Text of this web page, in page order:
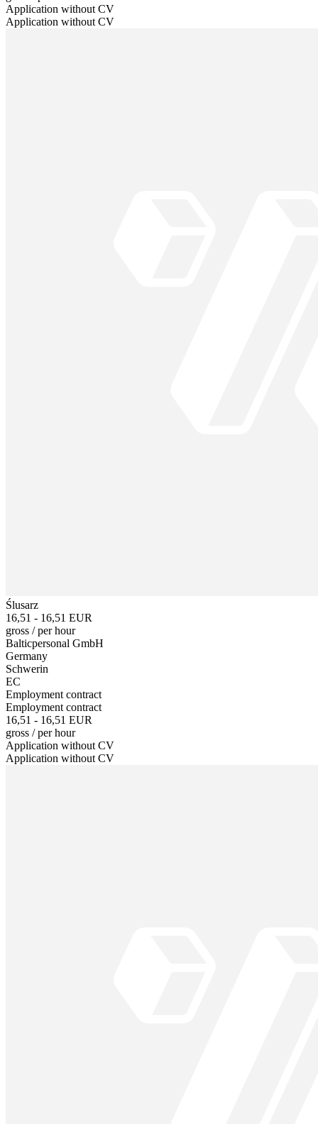
Application without CV
Application without CV
Ślusarz
16,51 - 16,51 EUR
gross /per hour
Balticpersonal GmbH
Germany
Schwerin
EC
Employment contract
Employment contract
16,51 - 16,51 EUR
gross /per hour
Application without CV
Application without CV